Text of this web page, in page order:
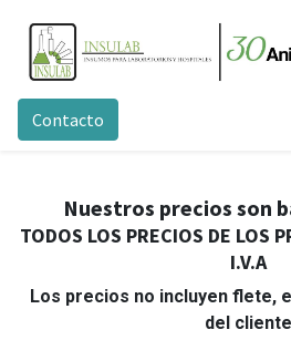
Contacto
Nuestros precios son
TODOS LOS PRECIOS DE LOS
I.V.A
Los precios no incluyen flete,
del cliente